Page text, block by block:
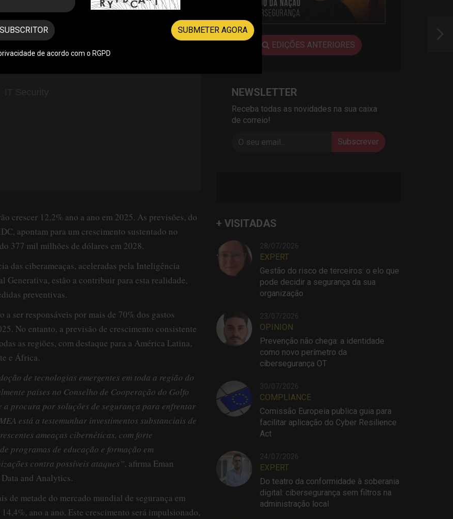
crescer 12,2% ano a ano em 2025. As previsões, do
apontam para um crescimento sustentado no
377 mil milhões de dólares em 2028.
das ciberameaças, aceleradas pela Inteligência
estão a contribuir para esta realidade,
preventivas.
ser responsáveis por mais de 70% dos gastos
No entanto, a previsão de crescimento consistente
as regiões, com destaque para a América Latina,
e África.
de tecnologias emergentes em toda a região do
países no Conselho de Cooperação do Golfo
procura por soluções de segurança para enfrentar
está a testemunhar investimentos substanciais de
ameaças cibernéticas, com forte
programas de educação e formação em
contra possíveis ataques”, afirma Eman
and Analytics.
de metade do mercado mundial de segurança em
ano a ano. Este crescimento será impulsionado,
EDIÇÕES ANTERIORES
NEWSLETTER
Receba todas as novidades na sua caixa
de correio!
Subscrever
+ VISITADAS
28/07/2026
EXPERT
Gestão do risco de terceiros: o elo que
pode decidir a segurança da sua
organização
23/07/2026
OPINION
Prevenção não chega: a identidade
como novo perímetro da
cibersegurança OT
30/07/2026
COMPLIANCE
Comissão Europeia publica guia para
facilitar aplicação do Cyber Resilience
Act
24/07/2026
EXPERT
Do teatro da conformidade à soberania
digital: cibersegurança sem filtros na
administração local
SUBMETER AGORA
de acordo com o RGPD